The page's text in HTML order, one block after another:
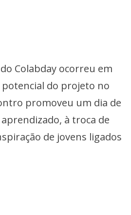
Colabday ocorreu em
potencial do projeto no
promoveu um dia de
à troca de
de jovens ligados